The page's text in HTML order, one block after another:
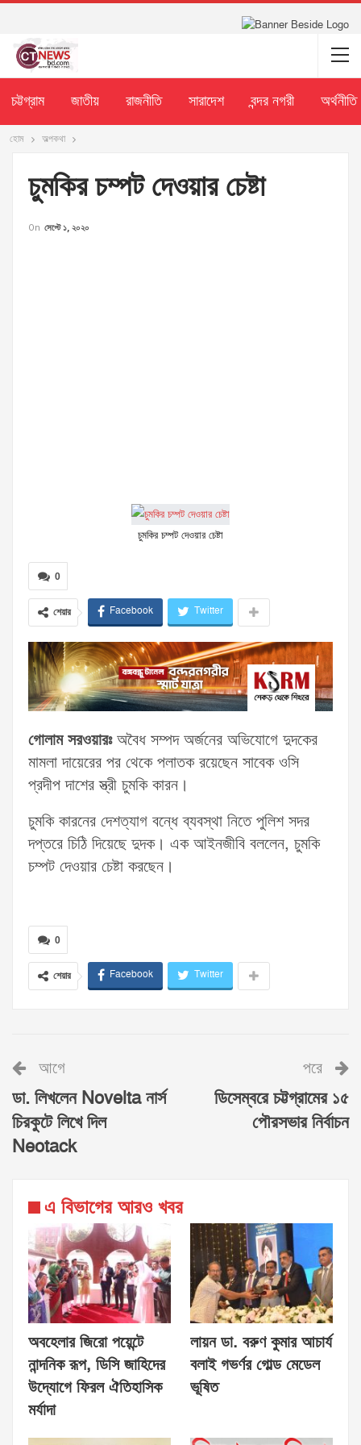
চট্টগ্রাম জাতীয় রাজনীতি সারাদেশ বন্দর নগরী অর্থনীতি
হোম অল্পকথা
চুমকির চম্পট দেওয়ার চেষ্টা
On সেপ্টে ১, ২০২০
চুমকির চম্পট দেওয়ার চেষ্টা
0
শেয়ার Facebook Twitter
গোলাম সরওয়ারঃঅবৈধ সম্পদ অর্জনের অভিযোগে দুদকের
মামলা দায়েরের পর থেকে পলাতক রয়েছেন সাবেক ওসি
প্রদীপ দাশের স্ত্রী চুমকি কারন।
চুমকি কারনের দেশত্যাগ বন্ধে ব্যবস্থা নিতে পুলিশ সদর
দপ্তরে চিঠি দিয়েছে দুদক। এক আইনজীবি বললেন, চুমকি
চম্পট দেওয়ার চেষ্টা করছেন।
0
শেয়ার Facebook Twitter
আগে
ডা. লিখলেন Novelta নার্স
চিরকুটে লিখে দিল
Neotack
পরে
ডিসেম্বরে চট্টগ্রামের ১৫
পৌরসভার নির্বাচন
এ বিভাগের আরও খবর
অবহেলার জিরো পয়েন্টে
নান্দনিক রূপ, ডিসি জাহিদের
উদ্যোগে ফিরল ঐতিহাসিক
মর্যাদা
লায়ন ডা. বরুণ কুমার আচার্য
বলাই গভর্ণর গোল্ড মেডেল
ভূষিত